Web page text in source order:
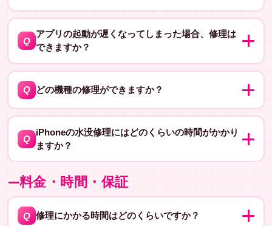
があります。
A はい、原因を調べて修理可能かどうかを確認します。
GPSの動作がおかしくなる原因としては、ソフトウェア
の問題やアンテナの故障などが考えられます。修理にか
かる時間と費用は原因によって異なりますが、おおよそ
Q
アプリの起動が遅くなってしまった場合、修理は
できますか？
A アプリの起動速度に関しては、修理で改善できるという
わけではありません。アプリやシステムの問題である場
きます。例えば、キャッシュのクリアやアプリのアップ
デートなどが有効な場合があります。修理にかかる時間
や費用は発生しない場合がほとんどです。
Q どの機種の修理ができますか？
A iPhone、iPad、Androidスマホ、ゲーム機など幅広く対
応しています。
Q
iPhoneの水没修理にはどのくらいの時間がかかり
ますか？
場合があります。お店で実機を見てお見積もりをいたし
ますので、ぜひご来店ください。予約もおすすめです！
料金・時間・保証
Q 修理にかかる時間はどのくらいですか？